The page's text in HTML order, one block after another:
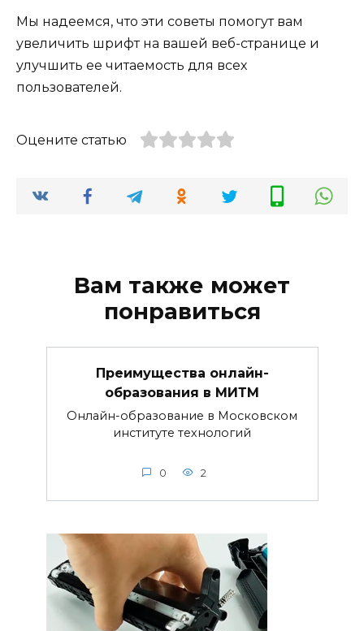
Мы надеемся, что эти советы помогут вам
увеличить шрифт на вашей веб-странице и
улучшить ее читаемость для всех
пользователей.
Оцените статью
Вам также может
понравиться
Преимущества онлайн-
образования в МИТМ
Онлайн-образование в Московском
институте технологий
0 2